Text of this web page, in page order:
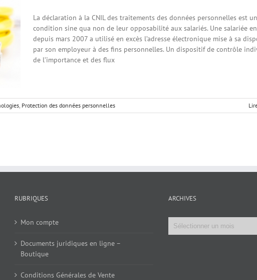
La déclaration à la CNIL des traitements des données personnelles est
condition sine qua non de leur opposabilité aux salariés. Une salariée
depuis mars 2007 a utilisé en excès l’adresse électronique mise à sa
par son employeur à des fins personnelles. Un dispositif de contrôle
de l’importance et des flux
, Protection des données personnelles
RUBRIQUES
Mon compte
Documents juridiques en ligne –
Boutique
Conditions Générales de Vente
ARCHIVES
Archives